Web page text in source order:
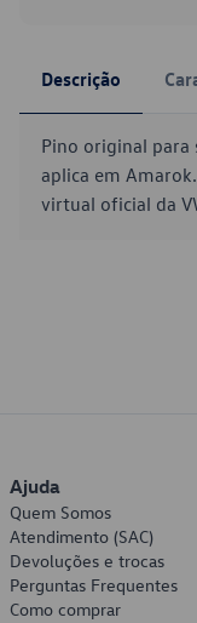
Descrição
Pino original
aplica em
virtual oficial da
Ajuda
Quem Somos
Atendimento (SAC)
Devoluções e trocas
Perguntas Frequentes
Como comprar